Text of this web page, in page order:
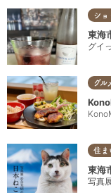
ショ
東海
グイ
グル
住ま
東海
写真